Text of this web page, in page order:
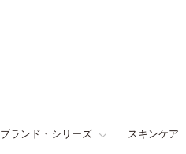
ブランド・シリーズ スキンケア